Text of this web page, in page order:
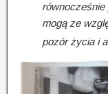
mogą ze
pozór życia i